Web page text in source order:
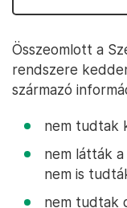
Összeomlott a
rendszere
származó
nem tudtak
nem látták
nem is
nem tudtak